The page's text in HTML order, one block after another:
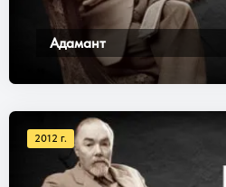
Адамант
2012 г.